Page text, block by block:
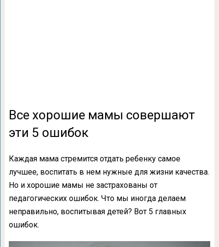
Все хорошие мамы совершают
эти 5 ошибок
Каждая мама стремится отдать ребенку самое
лучшее, воспитать в нем нужные для жизни качества.
Но и хорошие мамы не застрахованы от
педагогических ошибок. Что мы иногда делаем
неправильно, воспитывая детей? Вот 5 главных
ошибок.